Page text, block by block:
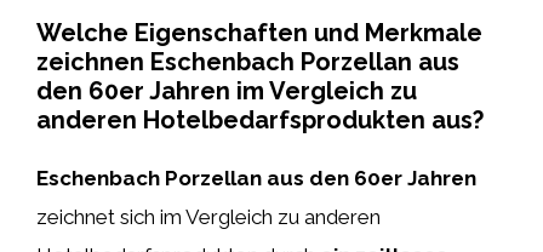
Welche Eigenschaften und Merkmale
zeichnen Eschenbach Porzellan aus
den 60er Jahren im Vergleich zu
anderen Hotelbedarfsprodukten aus?
Eschenbach Porzellan aus den 60er Jahren
zeichnet sich im Vergleich zu anderen